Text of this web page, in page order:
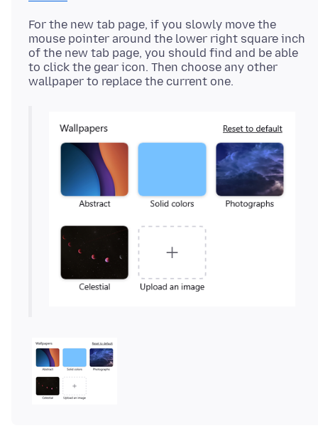
For the new tab page, if you slowly move the
mouse pointer around the lower right square inch
of the new tab page, you should find and be able
to click the gear icon. Then choose any other